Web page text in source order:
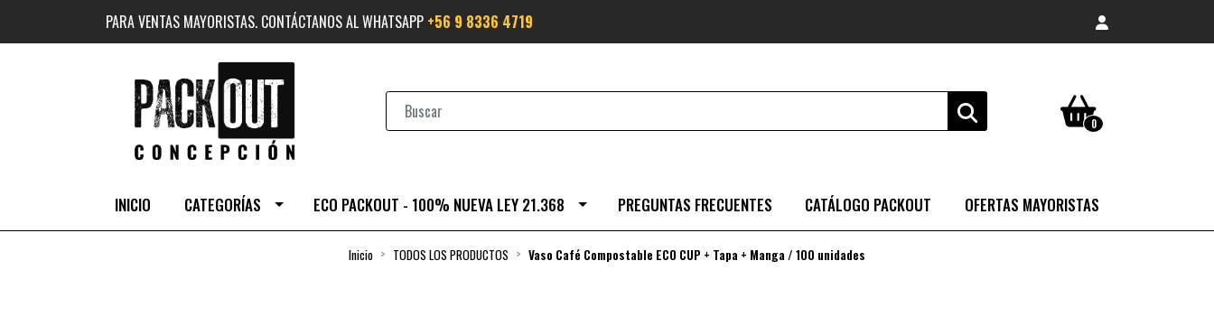
PARA VENTAS MAYORISTAS. CONTÁCTANOS AL WHATSAPP +56 9 8336 4719
0
INICIO CATEGORÍAS ECO PACKOUT - 100% NUEVA LEY 21.368 PREGUNTAS FRECUENTES CATÁLOGO PACKOUT OFERTAS MAYORISTAS
Inicio TODOS LOS PRODUCTOS Vaso Café Compostable ECO CUP + Tapa + Manga / 100 unidades